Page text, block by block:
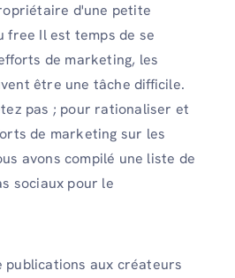
d'une petite
free Il est temps de se
de marketing, les
être une tâche difficile.
pas ; pour rationaliser et
de marketing sur les
avons compilé une liste de
sociaux pour le
publications aux créateurs